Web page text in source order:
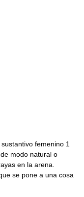
femenino 1
modo natural o
en la arena.
se pone a una cosa